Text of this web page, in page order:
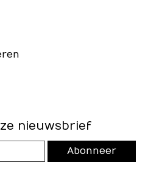
nieuwsbrief
Abonneer